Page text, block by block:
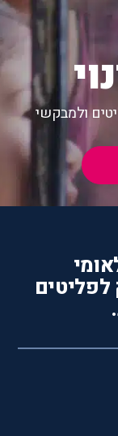
ולמבקשי